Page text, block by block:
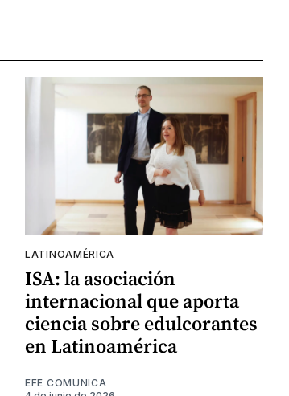
LATINOAMÉRICA
ISA: la asociación
internacional que aporta
ciencia sobre edulcorantes
en Latinoamérica
EFE COMUNICA